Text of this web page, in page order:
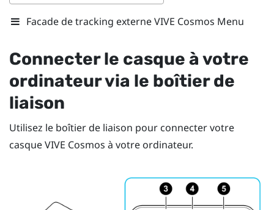
Facade de tracking externe VIVE Cosmos Menu
Connecter le casque à votre
ordinateur via le boîtier de
liaison
Utilisez le boîtier de liaison pour connecter votre
casqueVIVE Cosmos à votre ordinateur.